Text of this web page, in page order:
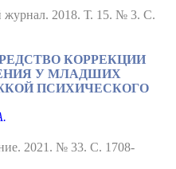
журнал. 2018. Т. 15. № 3. С.
КОРРЕКЦИИ
У МЛАДШИХ
ПСИХИЧЕСКОГО
2021. № 33. С. 1708-